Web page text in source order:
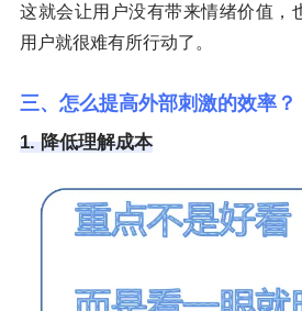
这就会让用户没有带来情绪价值，
用户就很难有所行动了。
三、怎么提高外部刺激的效率？
1. 降低理解成本